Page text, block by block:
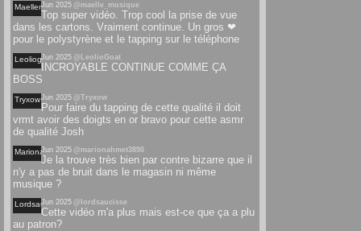
Maellemusique
Jun 2025 @maelle_musique
Top super vidéo. Trop cool la prise de vue
dans les cartons. Vraiment continue. Un gros ❤
pour le polystyrène et le tapping sur le téléphone
LeoliogoatJun 2025 @LeolioGoat
INCROYABLE CONTINUE COMME ÇA
BOSS
TryxowJun 2025 @Tryxow
Pour faire du tapping de cette qualité il doit
vrmt avoir des doigts en or bravo pour cette asmr
de qualité Josh
Marionahmet
Jun 2025 @marionahmet3890
Je la trouve très bien par contre bizarre que il
n'y a pas de bruit dans le magasin ni même
musique ?
Lordsaucisse
Jun 2025 @lordsaucisse
Cette vidéo m'a plus mais est-ce que ça a plu
au patron?